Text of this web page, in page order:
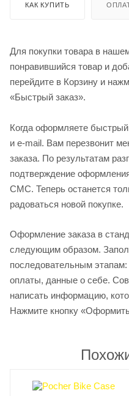
КАК КУПИТЬ
Для покупки товара в
понравившийся товар и
перейдите в Корзину и
«Быстрый заказ».
Когда оформляете
и e-mail. Вам перезвонит
заказа. По результатам
подтверждение
СМС. Теперь останется
радоваться новой покупке.
Оформление заказа в
следующим образом.
последовательным
оплаты, данные о себе.
написать информацию,
Нажмите кнопку